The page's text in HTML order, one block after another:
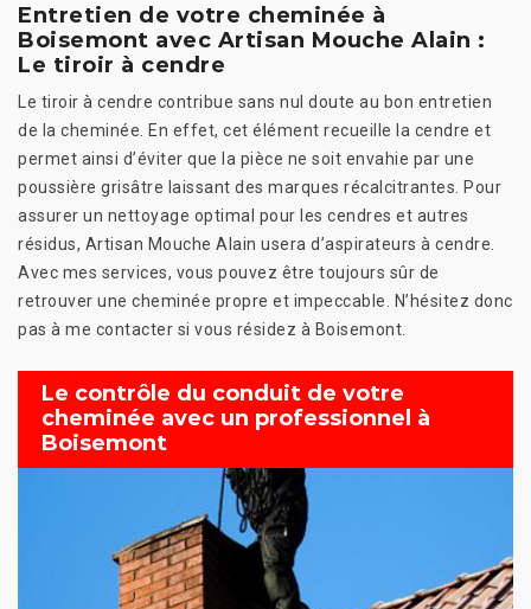
Entretien de votre cheminée à
Boisemont avec Artisan Mouche Alain :
Le tiroir à cendre
Le tiroir à cendre contribue sans nul doute au bon entretien
de la cheminée. En effet, cet élément recueille la cendre et
permet ainsi d’éviter que la pièce ne soit envahie par une
poussière grisâtre laissant des marques récalcitrantes. Pour
assurer un nettoyage optimal pour les cendres et autres
résidus, Artisan Mouche Alain usera d’aspirateurs à cendre.
Avec mes services, vous pouvez être toujours sûr de
retrouver une cheminée propre et impeccable. N’hésitez donc
pas à me contacter si vous résidez à Boisemont.
Le contrôle du conduit de votre
cheminée avec un professionnel à
Boisemont